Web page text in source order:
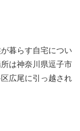
暮らす自宅につい
は神奈川県逗子市
広尾に引っ越され